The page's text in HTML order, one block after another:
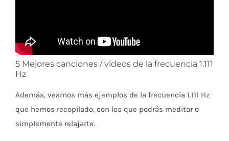
5 Mejores canciones / vídeos de la frecuencia 1.111
Hz
Además, veamos más ejemplos de la frecuencia 1.111 Hz
que hemos recopilado, con los que podrás meditar o
simplemente relajarte.